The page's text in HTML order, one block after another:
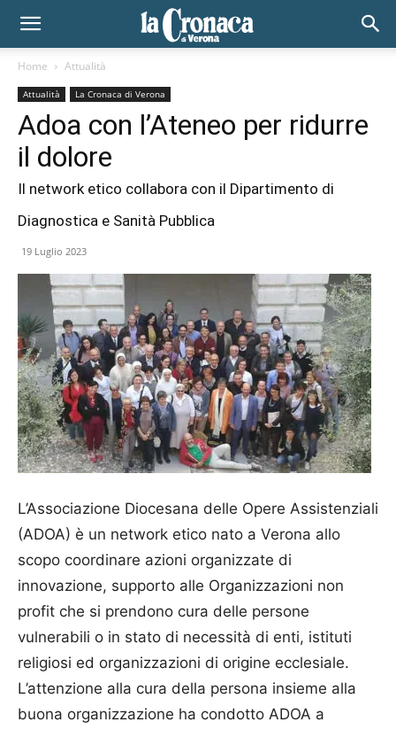
Home Attualità
Attualità La Cronaca di Verona
Adoa con l’Ateneo per ridurre
il dolore
Il network etico collabora con il Dipartimento di
Diagnostica e Sanità Pubblica
19 Luglio 2023
L’Associazione Diocesana delle Opere Assistenziali
(ADOA) è un network etico nato a Verona allo
scopo coordinare azioni organizzate di
innovazione, supporto alle Organizzazioni non
profit che si prendono cura delle persone
vulnerabili o in stato di necessità di enti, istituti
religiosi ed organizzazioni di origine ecclesiale.
L’attenzione alla cura della persona insieme alla
buona organizzazione ha condotto ADOA a